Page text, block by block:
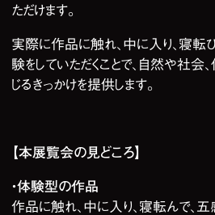
ただけます。
実際に作品に触れ、中に入り、寝転
験をしていただくことで、自然や社会
じるきっかけを提供します。
【本展覧会の見どころ】
・体験型の作品
作品に触れ、中に入り、寝転んで、